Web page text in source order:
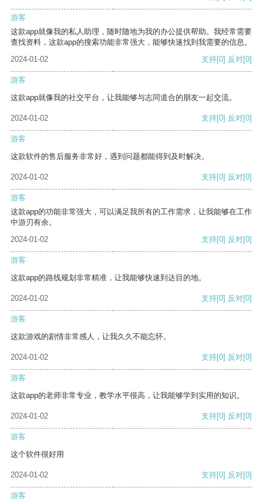
游客
这款app就像我的私人助理，随时随地为我的办公提供帮助。我经常需要
查找资料，这款app的搜索功能非常强大，能够快速找到我需要的信息。
2024-01-02
支持[0] 反对[0]
游客
这款app就像我的社交平台，让我能够与志同道合的朋友一起交流。
2024-01-02 支持[0] 反对[0]
游客
这款软件的售后服务非常好，遇到问题都能得到及时解决。
2024-01-02 支持[0] 反对[0]
游客
这款app的功能非常强大，可以满足我所有的工作需求，让我能够在工作
中游刃有余。
2024-01-02
支持[0] 反对[0]
游客
这款app的路线规划非常精准，让我能够快速到达目的地。
2024-01-02 支持[0] 反对[0]
游客
这款游戏的剧情非常感人，让我久久不能忘怀。
2024-01-02 支持[0] 反对[0]
游客
这款app的老师非常专业，教学水平很高，让我能够学到实用的知识。
2024-01-02 支持[0] 反对[0]
游客
这个软件很好用
2024-01-02 支持[0] 反对[0]
游客